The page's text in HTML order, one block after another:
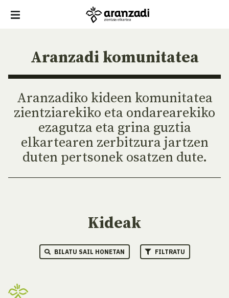
Aranzadi komunitatea
Aranzadiko kideen komunitatea
zientziarekiko eta ondarearekiko
ezagutza eta grina guztia
elkartearen zerbitzura jartzen
duten pertsonek osatzen dute.
Kideak
BILATU SAIL HONETAN FILTRATU